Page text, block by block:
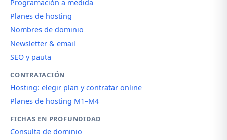
Programación a medida
Planes de hosting
Nombres de dominio
Newsletter & email
SEO y pauta
CONTRATACIÓN
Hosting: elegir plan y contratar online
Planes de hosting M1–M4
FICHAS EN PROFUNDIDAD
Consulta de dominio